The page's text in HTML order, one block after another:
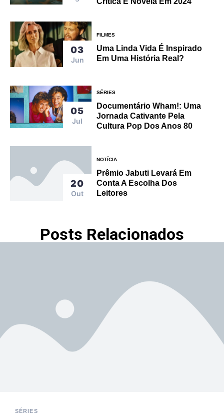
03
Jun
FILMES
Uma Linda Vida É Inspirado
Em Uma História Real?
05
Jul
SÉRIES
Documentário Wham!: Uma
Jornada Cativante Pela
Cultura Pop Dos Anos 80
20
Out
NOTÍCIA
Prêmio Jabuti Levará Em
Conta A Escolha Dos
Leitores
Posts Relacionados
SÉRIES